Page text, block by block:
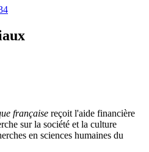
française reçoit l'aide financière
sur la société et la culture
en sciences humaines du